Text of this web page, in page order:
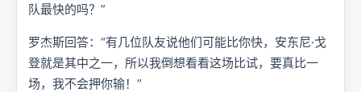
队最快的吗？”
罗杰斯回答：“有几位队友说他们可能比你快，安东尼·戈
登就是其中之一，所以我倒想看看这场比试，要真比一
场，我不会押你输！”